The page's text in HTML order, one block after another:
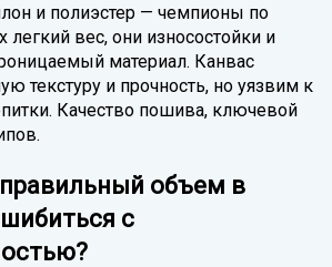
и полиэстер — чемпионы по
легкий вес, они износостойки и
материал. Канвас
текстуру и прочность, но уязвим к
Качество пошива, ключевой
объем в
с